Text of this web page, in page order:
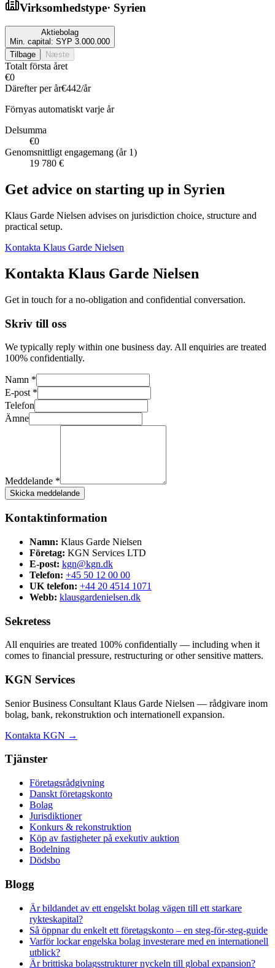
Virksomhedstype· Syrien
Aktiebolag
Min. capital: SYP 3.000.000
Tilbage
Næste
Totalt första året
€0
Därefter per år€442/år
Förnyas automatiskt varje år
Delsumma
€0
Genomsnittligt engagemang (år 1)
19 780 €
Get advice on starting up in Syrien
Klaus Garde Nielsen advises on jurisdiction choice, structure and
practical setup.
Kontakta Klaus Garde Nielsen
Kontakta Klaus Garde Nielsen
Get in touch for a no-obligation and confidential conversation.
Skriv till oss
We typically reply within one business day. All enquiries are treated
100% confidentially.
Namn *
E-post *
Telefon
Ämne
Meddelande *
Skicka meddelande
Kontaktinformation
Namn: Klaus Garde Nielsen
Företag: KGN Services LTD
E-post: kgn@kgn.dk
Telefon: +45 50 12 00 00
UK telefon: +44 20 4514 1071
Webb: klausgardenielsen.dk
Sekretess
All enquiries are treated 100% confidentially — including when it
comes to financial pressure, restructuring or other sensitive matters.
KGN Services
Senior Business Consultant Klaus Garde Nielsen — rådgivare inom
bolag, bank, rekonstruktion och internationell expansion.
Kontakta KGN →
Tjänster
Företagsrådgivning
Danskt företagskonto
Bolag
Jurisdiktioner
Konkurs & rekonstruktion
Köp av fastigheter på exekutiv auktion
Bodelning
Dödsbo
Blogg
Är bildandet av ett engelskt bolag vägen till ett starkare
rykteskapital?
Så öppnar du enkelt ett företagskonto – en steg-för-steg-guide
Varför lockar engelska bolag investerare med en internationell
utblick?
Är brittiska bolagsstrukturer nyckeln till global expansion?